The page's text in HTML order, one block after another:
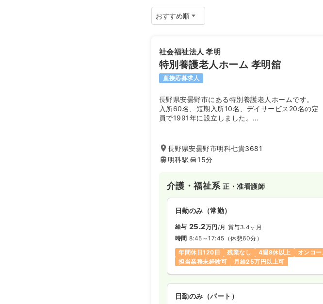
社会福祉法人 孝明
特別養護老人ホーム 孝明舘
直接応募求人
長野県安曇野市にある特別養護老人ホームです。
入所60名、短期入所10名、デイサービス20名の定
員で1991年に設立しました。
安曇野市・及び周辺に介護老人保健施設やグループ
ホーム、デイサービスなど多様な施設を運営する社
会福祉法人孝明の一員です。
長野県安曇野市明科七貴3681
明科駅
15分
介護・福祉系正・准看護師
日勤のみ（常勤）
給与 25.2万円/月 賞与3.4ヶ月
時間 8:45～17:45 （休憩60分）
年間休日120日
残業なし 4週8休以上
オンコー
担当業務未経験可
月給25万円以上可
日勤のみ（パート）